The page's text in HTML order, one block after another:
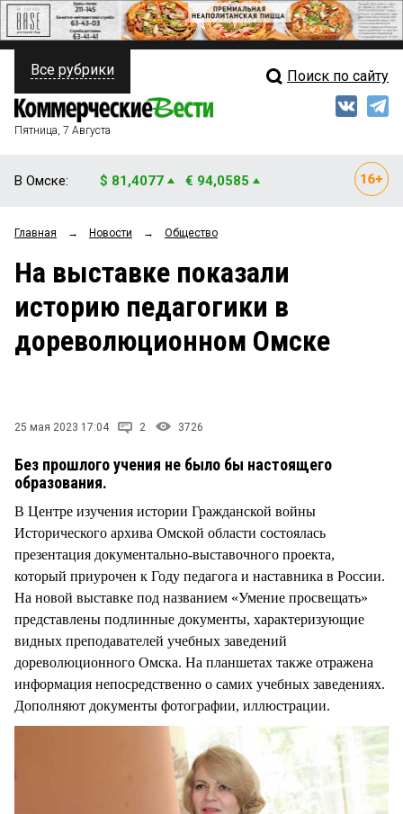
ПОЛИТИКА
ФИНАНСЫ
ОБЩЕСТВО
ЗАКОН
НОВОСТИ КОМПАНИЙ
Свежий выпуск
Рейтинги
Блоги
Архив
Все рубрики Поиск по сайту
Пятница, 7 Августа
В Омске: $ 81,4077 € 94,0585
Главная → Новости → Общество
На выставке показали
историю педагогики в
дореволюционном Омске
25 мая 2023 17:04 2 3726
Без прошлого учения не было бы настоящего
образования.
В Центре изучения истории Гражданской войны
Исторического архива Омской области состоялась
презентация документально-выставочного проекта,
который приурочен к Году педагога и наставника в России.
На новой выставке под названием «Умение просвещать»
представлены подлинные документы, характеризующие
видных преподавателей учебных заведений
дореволюционного Омска. На планшетах также отражена
информация непосредственно о самих учебных заведениях.
Дополняют документы фотографии, иллюстрации.